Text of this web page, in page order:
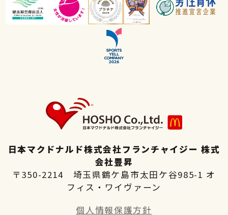
高校生向け特設ページ
日本マクドナルド株式会社フランチャイジー 株式
会社豊昇
〒350-2214 埼玉県鶴ケ島市太田ケ谷985-1 オ
フィス・ワイヴァーン
個人情報保護方針